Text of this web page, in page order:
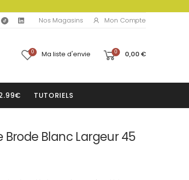
Nos Magasins Mon Compte
0 Ma liste d'envie 0 0,00 €
TUTORIELS
Brode Blanc Largeur 45